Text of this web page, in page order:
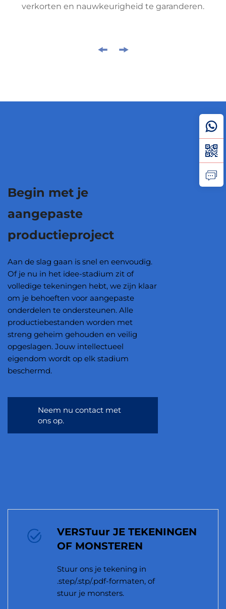
verkorten en nauwkeurigheid te garanderen.
Begin met je
aangepaste
productieproject
Aan de slag gaan is snel en eenvoudig.
Of je nu in het idee-stadium zit of
volledige tekeningen hebt, we zijn klaar
om je behoeften voor aangepaste
onderdelen te ondersteunen. Alle
productiebestanden worden met
streng geheim gehouden en veilig
opgeslagen. Jouw intellectueel
eigendom wordt op elk stadium
beschermd.
Neem nu contact met
ons op.
VERSTuur JE TEKENINGEN
OF MONSTEREN
Stuur ons je tekening in
.step/.stp/.pdf-formaten, of
stuur je monsters.